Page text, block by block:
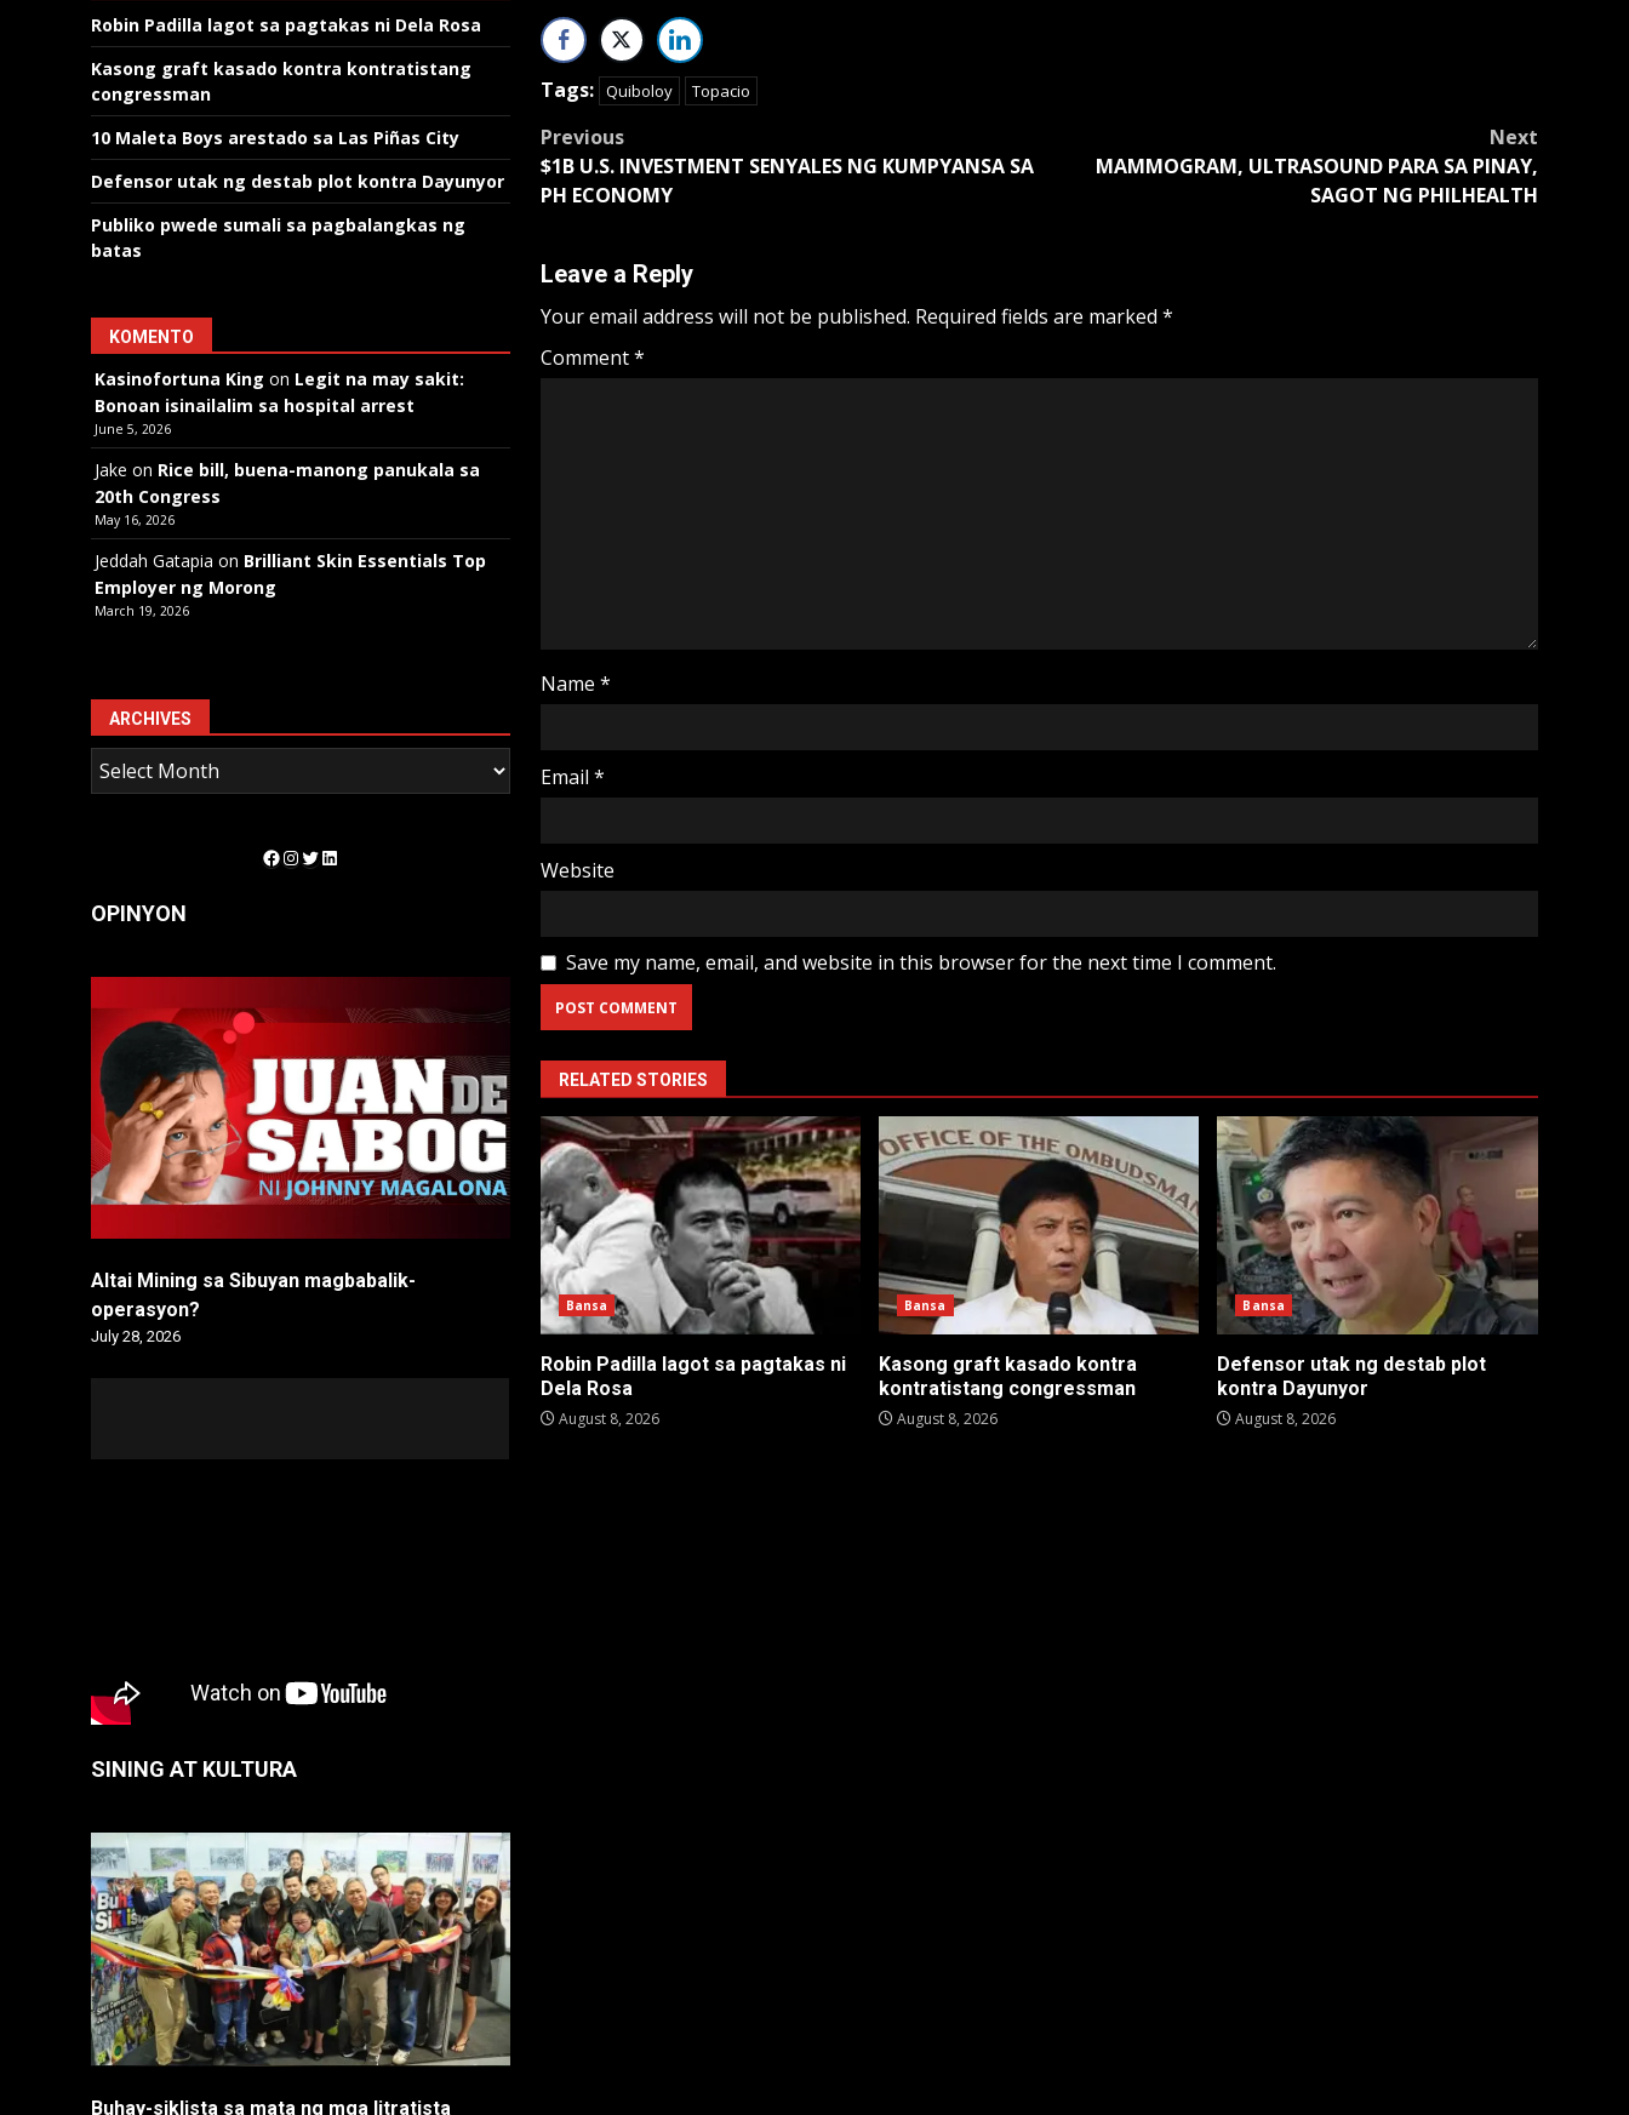
Tags: Quiboloy Topacio
Post
navigation
Previous
$1B U.S. INVESTMENT SENYALES NG KUMPYANSA SA
PH ECONOMY
Next
MAMMOGRAM, ULTRASOUND PARA SA PINAY,
SAGOT NG PHILHEALTH
Leave a Reply
Your email address will not be published. Required fields are marked *
Comment*
Name *
Email *
Website
Save my name, email, and website in this browser for the next time I comment.
RELATED STORIES
Bansa
Robin Padilla lagot sa pagtakas ni
Dela Rosa
August 8, 2026
Bansa
Kasong graft kasado kontra
kontratistang congressman
August 8, 2026
Bansa
Defensor utak ng destab plot
kontra Dayunyor
August 8, 2026
Robin Padilla lagot sa pagtakas ni Dela Rosa
Kasong graft kasado kontra kontratistang
congressman
10 Maleta Boys arestado sa Las Piñas City
Defensor utak ng destab plot kontra Dayunyor
Publiko pwede sumali sa pagbalangkas ng
batas
KOMENTO
Kasinofortuna King on Legit na may sakit:
Bonoan isinailalim sa hospital arrest
June 5, 2026
Jake on Rice bill, buena-manong panukala sa
20th Congress
May 16, 2026
Jeddah Gatapia on Brilliant Skin Essentials Top
Employer ng Morong
March 19, 2026
ARCHIVES
Facebook
Instagram
Twitter
LinkedIn
OPINYON
Altai Mining sa Sibuyan magbabalik-
operasyon?
July 28, 2026
SINING AT KULTURA
Buhay-siklista sa mata ng mga litratista